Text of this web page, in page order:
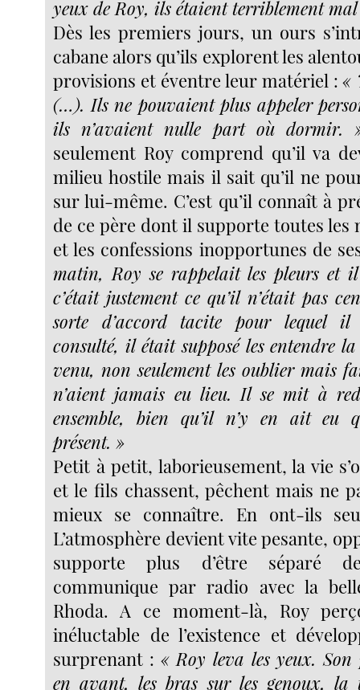
yeux de Roy, ils étaient terriblement
Dès les premiers jours, un ours
cabane alors qu’ils explorent les
provisions et éventre leur matériel :«
(…). Ils ne pouvaient plus appeler
ils n’avaient nulle part où
seulement Roy comprend qu’il va
milieu hostile mais il sait qu’il ne
sur lui-même. C’est qu’il connaît à
de ce père dont il supporte toutes les
et les confessions inopportunes de
matin, Roy se rappelait les pleurs et
c’était justement ce qu’il n’était pas
sorte d’accord tacite pour lequel il
consulté, il était supposé les entendre
venu, non seulement les oublier mais
n’aient jamais eu lieu. Il se mit à
ensemble, bien qu’il n’y en ait eu
présent. »
Petit à petit, laborieusement, la vie
et le fils chassent, pêchent mais ne
mieux se connaître. En ont-ils
L’atmosphère devient vite pesante,
supporte plus d’être séparé
communique par radio avec la
Rhoda. A ce moment-là, Roy
inéluctable de l’existence et
surprenant : « Roy leva les yeux. Son
en avant, les bras sur les genoux, la